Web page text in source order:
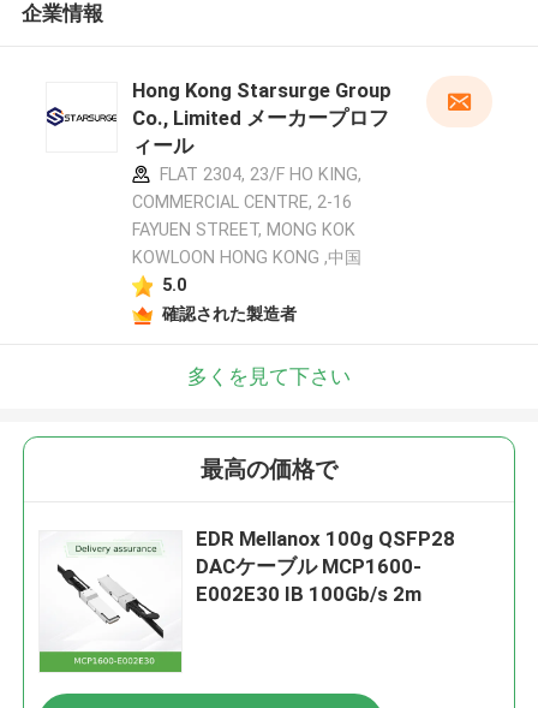
企業情報
Hong Kong Starsurge Group
Co., Limited メーカープロフ
ィール
FLAT 2304, 23/F HO KING,
COMMERCIAL CENTRE, 2-16
FAYUEN STREET, MONG KOK
KOWLOON HONG KONG ,中国
5.0
確認された製造者
多くを見て下さい
最高の価格で
EDR Mellanox 100g QSFP28
DACケーブル MCP1600-
E002E30 IB 100Gb/s 2m